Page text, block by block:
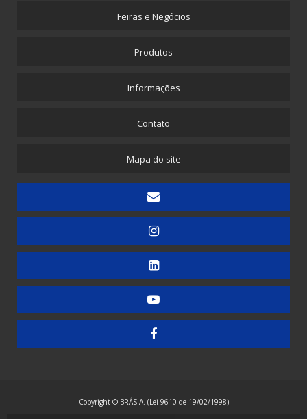
Máquina para Propé Plástico com Elástico
Picotadeira - Saco Picotado em Rolo
Embaladora de Canudinhos - 1 unidade
Embaladora de Canudinhos - Até 200 unidades
Embaladora de Canudinhos Corrugados em Kit Destacável
Embaladora de Doces
Embaladora de Guardanapos - Automática
Embaladora de Guardanapos - Manual
Embaladora de Resma - Grandes Formatos
Embaladora Envelopadora Stretch
Feiras e Negócios
Produtos
Informações
Contato
Mapa do site
Copyright © BRÁSIA. (Lei 9610 de 19/02/1998)